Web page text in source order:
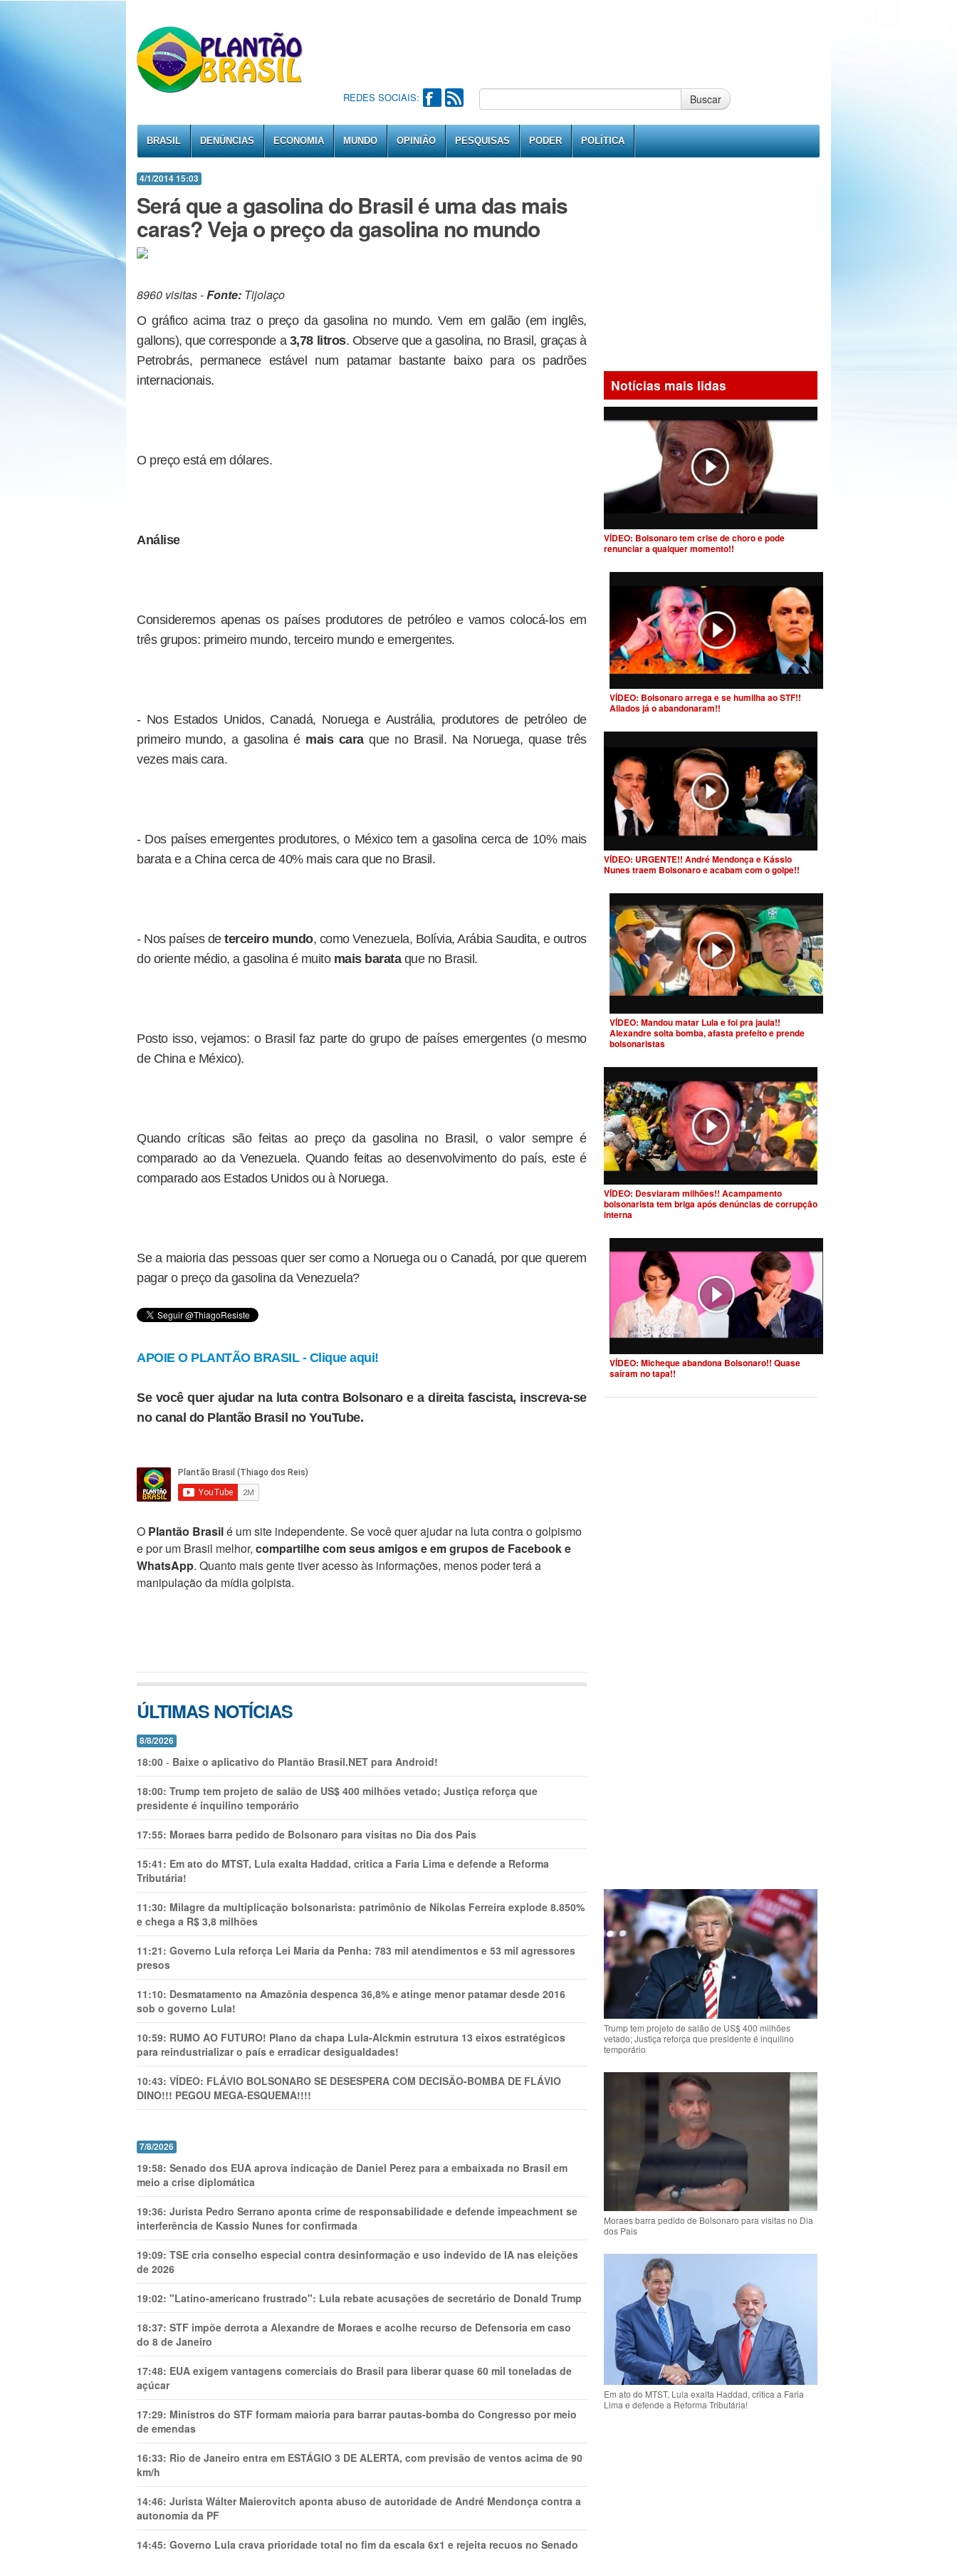
REDES SOCIAIS: Buscar
BRASIL DENÚNCIAS ECONOMIA MUNDO OPINIÃO PESQUISAS PODER POLÍTICA
4/1/2014 15:03
Será que a gasolina do Brasil é uma das mais
caras? Veja o preço da gasolina no mundo
8960 visitas -Fonte: Tijolaço
O gráfico acima traz o preço da gasolina no mundo. Vem em galão (em inglês,
gallons), que corresponde a 3,78 litros. Observe que a gasolina, no Brasil, graças à
Petrobrás, permanece estável num patamar bastante baixo para os padrões
internacionais.
O preço está em dólares.
Análise
Consideremos apenas os países produtores de petróleo e vamos colocá-los em
três grupos: primeiro mundo, terceiro mundo e emergentes.
- Nos Estados Unidos, Canadá, Noruega e Austrália, produtores de petróleo de
primeiro mundo, a gasolina é mais caraque no Brasil. Na Noruega, quase três
vezes mais cara.
- Dos países emergentes produtores, o México tem a gasolina cerca de 10% mais
barata e a China cerca de 40% mais cara que no Brasil.
- Nos países deterceiro mundo, como Venezuela, Bolívia, Arábia Saudita, e outros
do oriente médio, a gasolina é muito mais barataque no Brasil.
Posto isso, vejamos: o Brasil faz parte do grupo de países emergentes (o mesmo
de China e México).
Quando críticas são feitas ao preço da gasolina no Brasil, o valor sempre é
comparado ao da Venezuela. Quando feitas ao desenvolvimento do país, este é
comparado aos Estados Unidos ou à Noruega.
Se a maioria das pessoas quer ser como a Noruega ou o Canadá, por que querem
pagar o preço da gasolina da Venezuela?
APOIE O PLANTÃO BRASIL - Clique aqui!
Se você quer ajudar na luta contra Bolsonaro e a direita fascista, inscreva-se
no canal do Plantão Brasil no YouTube.
O Plantão Brasilé um site independente. Se você quer ajudar na luta contra o golpismo
e por um Brasil melhor, compartilhe com seus amigos e em grupos de Facebook e
WhatsApp. Quanto mais gente tiver acesso às informações, menos poder terá a
manipulação da mídia golpista.
ÚLTIMAS NOTÍCIAS
8/8/2026
18:00 - Baixe o aplicativo do Plantão Brasil.NET para Android!
18:00: Trump tem projeto de salão de US$ 400 milhões vetado; Justiça reforça que
presidente é inquilino temporário
17:55: Moraes barra pedido de Bolsonaro para visitas no Dia dos Pais
15:41: Em ato do MTST, Lula exalta Haddad, critica a Faria Lima e defende a Reforma
Tributária!
11:30: Milagre da multiplicação bolsonarista: patrimônio de Nikolas Ferreira explode 8.850%
e chega a R$ 3,8 milhões
11:21: Governo Lula reforça Lei Maria da Penha: 783 mil atendimentos e 53 mil agressores
presos
11:10: Desmatamento na Amazônia despenca 36,8% e atinge menor patamar desde 2016
sob o governo Lula!
10:59: RUMO AO FUTURO! Plano da chapa Lula-Alckmin estrutura 13 eixos estratégicos
para reindustrializar o país e erradicar desigualdades!
10:43: VÍDEO: FLÁVIO BOLSONARO SE DESESPERA COM DECISÃO-BOMBA DE FLÁVIO
DINO!!! PEGOU MEGA-ESQUEMA!!!!
7/8/2026
19:58: Senado dos EUA aprova indicação de Daniel Perez para a embaixada no Brasil em
meio a crise diplomática
19:36: Jurista Pedro Serrano aponta crime de responsabilidade e defende impeachment se
interferência de Kassio Nunes for confirmada
19:09: TSE cria conselho especial contra desinformação e uso indevido de IA nas eleições
de 2026
19:02: "Latino-americano frustrado": Lula rebate acusações de secretário de Donald Trump
18:37: STF impõe derrota a Alexandre de Moraes e acolhe recurso de Defensoria em caso
do 8 de Janeiro
17:48: EUA exigem vantagens comerciais do Brasil para liberar quase 60 mil toneladas de
açúcar
17:29: Ministros do STF formam maioria para barrar pautas-bomba do Congresso por meio
de emendas
16:33: Rio de Janeiro entra em ESTÁGIO 3 DE ALERTA, com previsão de ventos acima de 90
km/h
14:46: Jurista Wálter Maierovitch aponta abuso de autoridade de André Mendonça contra a
autonomia da PF
14:45: Governo Lula crava prioridade total no fim da escala 6x1 e rejeita recuos no Senado
Notícias mais lidas
VÍDEO: Bolsonaro tem crise de choro e pode
renunciar a qualquer momento!!
VÍDEO: Bolsonaro arrega e se humilha ao STF!!
Aliados já o abandonaram!!
VÍDEO: URGENTE!! André Mendonça e Kássio
Nunes traem Bolsonaro e acabam com o golpe!!
VÍDEO: Mandou matar Lula e foi pra jaula!!
Alexandre solta bomba, afasta prefeito e prende
bolsonaristas
VÍDEO: Desviaram milhões!! Acampamento
bolsonarista tem briga após denúncias de corrupção
interna
VÍDEO: Micheque abandona Bolsonaro!! Quase
saíram no tapa!!
Trump tem projeto de salão de US$ 400 milhões
vetado; Justiça reforça que presidente é inquilino
temporário
Moraes barra pedido de Bolsonaro para visitas no Dia
dos Pais
Em ato do MTST, Lula exalta Haddad, critica a Faria
Lima e defende a Reforma Tributária!